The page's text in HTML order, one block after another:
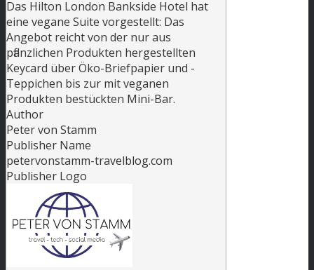
Das Hilton London Bankside Hotel hat
eine vegane Suite vorgestellt: Das
Angebot reicht von der nur aus
pflanzlichen Produkten hergestellten
Keycard über Öko-Briefpapier und -
Teppichen bis zur mit veganen
Produkten bestückten Mini-Bar.
Author
Peter von Stamm
Publisher Name
petervonstamm-travelblog.com
Publisher Logo